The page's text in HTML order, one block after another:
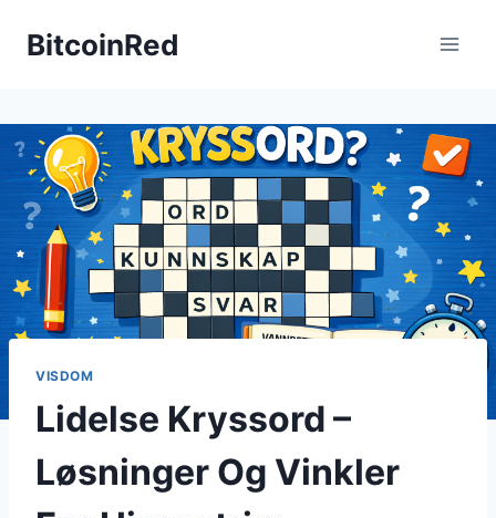
BitcoinRed
VISDOM
Lidelse Kryssord –
Løsninger Og Vinkler